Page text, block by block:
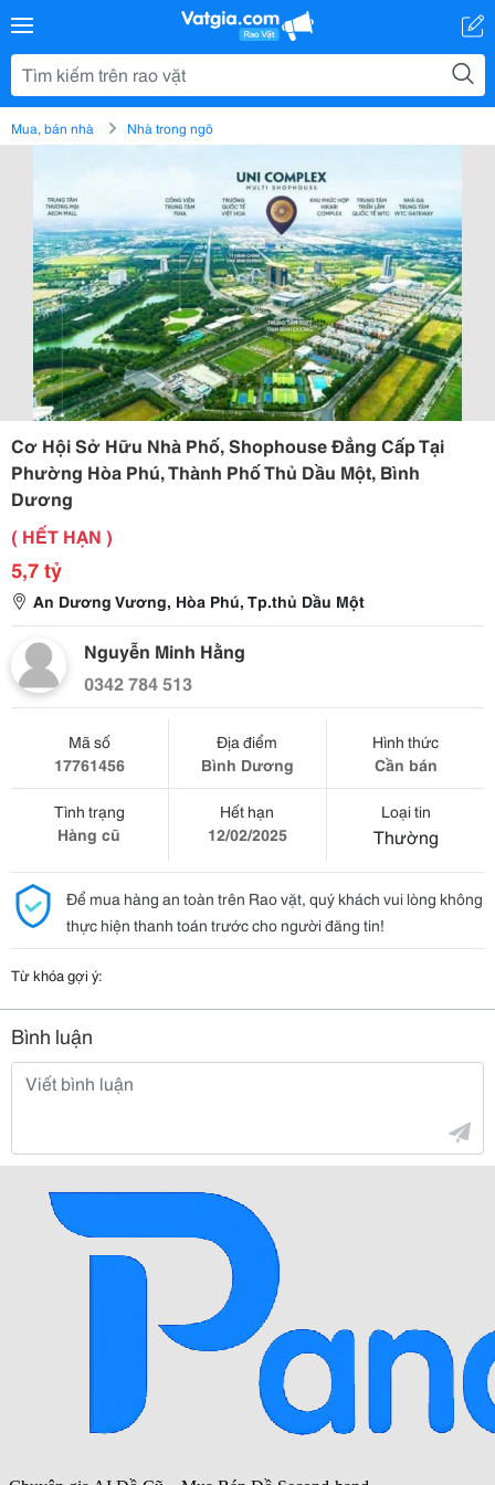
Mua, bán nhà Nhà trong ngõ
Cơ Hội Sở Hữu Nhà Phố, Shophouse Đẳng Cấp Tại
Phường Hòa Phú, Thành Phố Thủ Dầu Một, Bình
Dương
( HẾT HẠN )
5,7 tỷ
An Dương Vương, Hòa Phú, Tp.thủ Dầu Một
Nguyễn Minh Hằng
0342 784 513
Mã số
17761456
Địa điểm
Bình Dương
Hình thức
Cần bán
Tình trạng
Hàng cũ
Hết hạn
12/02/2025
Loại tin
Thường
Để mua hàng an toàn trên Rao vặt, quý khách vui lòng không
thực hiện thanh toán trước cho người đăng tin!
Từ khóa gợi ý:
Bình luận